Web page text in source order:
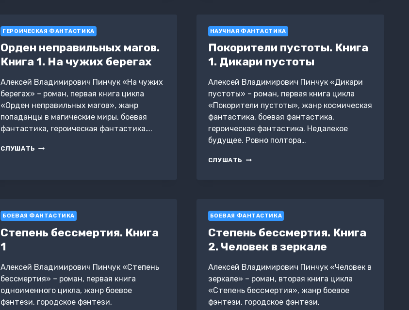
МОРЕМ
НА
ГЕРОИЧЕСКАЯ ФАНТАСТИКА
Орден неправильных магов.
Книга 1. На чужих берегах
Алексей Владимирович Пинчук «На чужих
берегах» – роман, первая книга цикла
«Орден неправильных магов», жанр
попаданцы в магические миры, боевая
фантастика, героическая фантастика….
СЛУШАТЬ ОРДЕН
БЕРЕГАХ
НАУЧНАЯ ФАНТАСТИКА
Покорители пустоты. Книга
1. Дикари пустоты
Алексей Владимирович Пинчук «Дикари
пустоты» – роман, первая книга цикла
«Покорители пустоты», жанр космическая
фантастика, боевая фантастика,
героическая фантастика. Недалекое
будущее. Ровно полтора…
СЛУШАТЬ ПОКОРИТЕЛИ
БОЕВАЯ ФАНТАСТИКА
Степень бессмертия. Книга
1
Алексей Владимирович Пинчук «Степень
бессмертия» – роман, первая книга
одноименного цикла, жанр боевое
фэнтези, городское фэнтези,
БОЕВАЯ ФАНТАСТИКА
Степень бессмертия. Книга
2. Человек в зеркале
Алексей Владимирович Пинчук «Человек в
зеркале» – роман, вторая книга цикла
«Степень бессмертия», жанр боевое
фэнтези, городское фэнтези,